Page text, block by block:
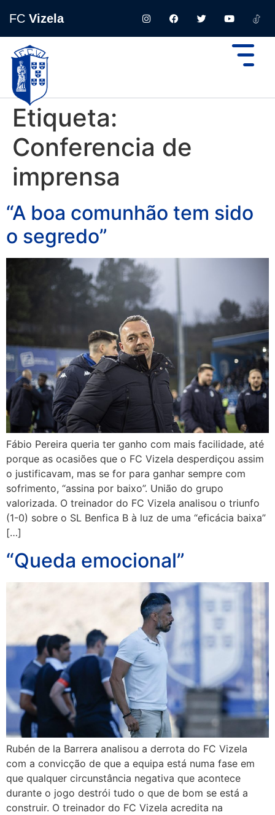
FC Vizela
Etiqueta:
Conferencia de
imprensa
“A boa comunhão tem sido
o segredo”
Fábio Pereira queria ter ganho com mais facilidade, até
porque as ocasiões que o FC Vizela desperdiçou assim
o justificavam, mas se for para ganhar sempre com
sofrimento, “assina por baixo”. União do grupo
valorizada. O treinador do FC Vizela analisou o triunfo
(1-0) sobre o SL Benfica B à luz de uma “eficácia baixa”
[…]
“Queda emocional”
Rubén de la Barrera analisou a derrota do FC Vizela
com a convicção de que a equipa está numa fase em
que qualquer circunstância negativa que acontece
durante o jogo destrói tudo o que de bom se está a
construir. O treinador do FC Vizela acredita na